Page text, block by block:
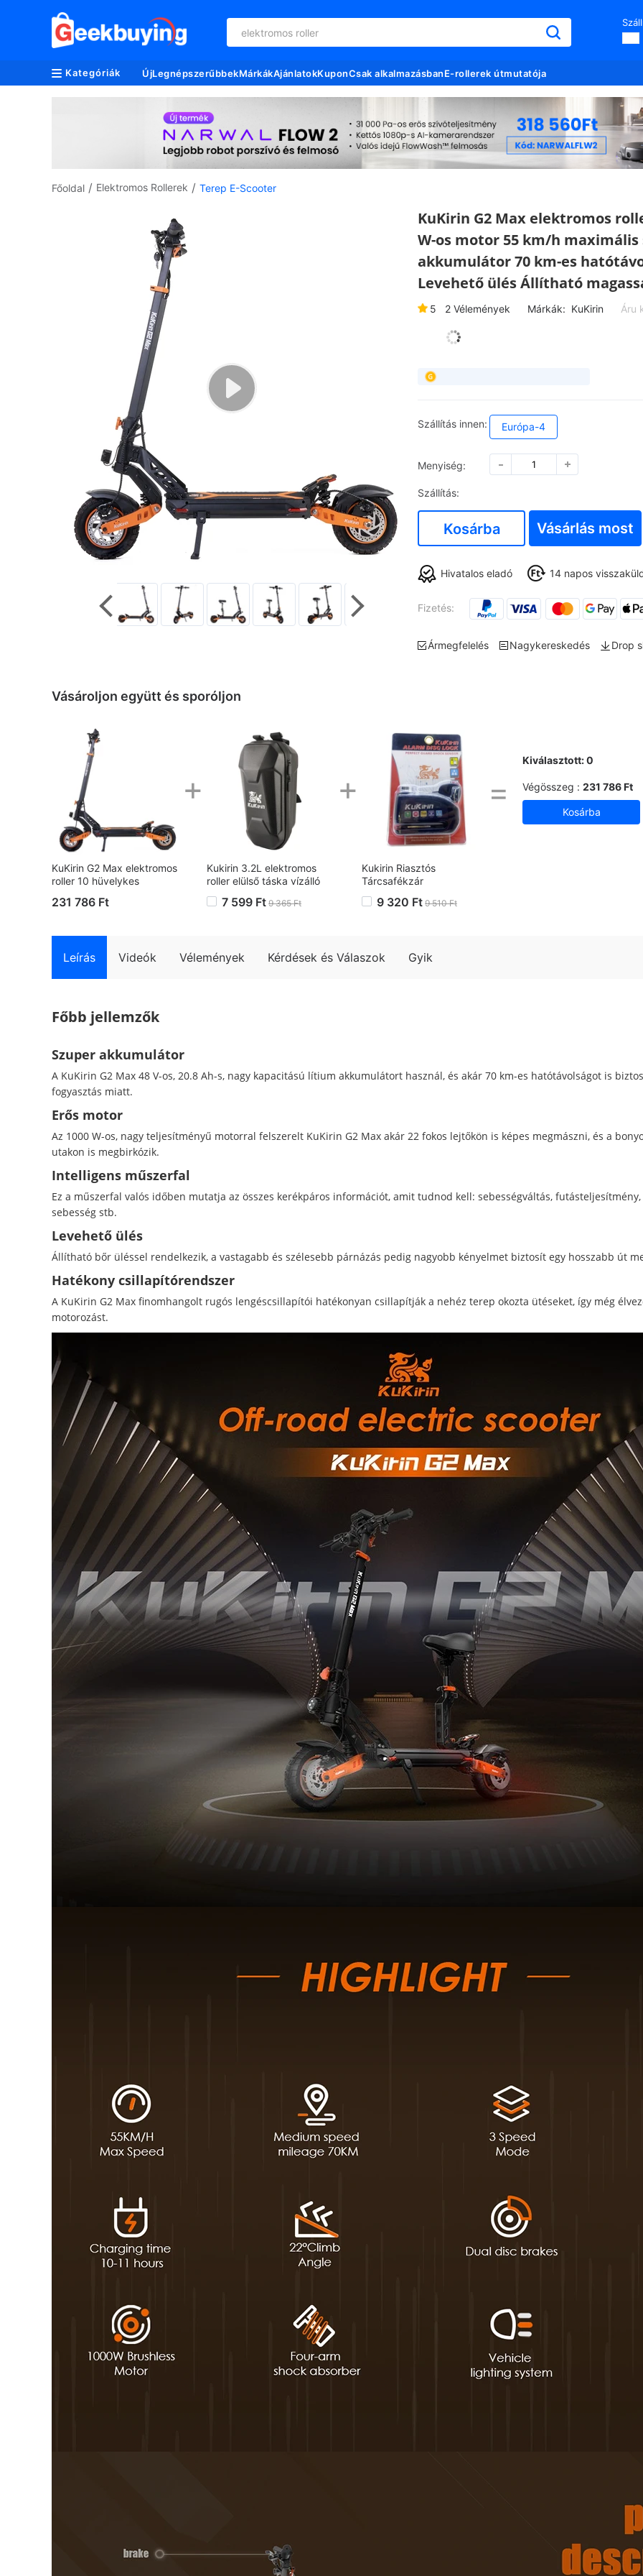
elektromos roller
Kategóriák ÚjLegnépszerűbbekMárkákAjánlatokKuponCsak alkalmazásbanE-rollerek útmutatója
Főoldal / Elektromos Rollerek / Terep E-Scooter
KuKirin G2 Max elektromos
W-os motor 55 km/h maximális
akkumulátor 70 km-es
Levehető ülés Állítható
5 2 Vélemények Márkák: KuKirin Áru
Szállítás innen: Európa-4
Menyiség:
Szállítás:
Kosárba Vásárlás most
Hivatalos eladó 14 napos
Fizetés:
Ármegfelelés Nagykereskedés Drop
Vásároljon együtt és sporóljon
KuKirin G2 Max elektromos
roller 10 hüvelykes
motor 55 km/h maximális
maximális terhelés
231 786 Ft
+
Kukirin 3.2L elektromos
roller elülső táska vízálló
EVA kemény borítású
táskák7 599 Ft 9 365 Ft
+
Kukirin Riasztós
Tárcsafékzár
9 320 Ft 9 510 Ft
Kiválasztott:0
Végösszeg : 231 786 Ft
=
Leírás Videók Vélemények Kérdések és Válaszok Gyik
Főbb jellemzők
Szuper akkumulátor
A KuKirin G2 Max 48 V-os, 20.8 Ah-s, nagy kapacitású lítium akkumulátort használ, és akár 70 km-es hatótávolságot is
fogyasztás miatt.
Erős motor
Az 1000 W-os, nagy teljesítményű motorral felszerelt KuKirin G2 Max akár 22 fokos lejtőkön is képes megmászni, és a
utakon is megbirkózik.
Intelligens műszerfal
Ez a műszerfal valós időben mutatja az összes kerékpáros információt, amit tudnod kell: sebességváltás,
sebesség stb.
Levehető ülés
Állítható bőr üléssel rendelkezik, a vastagabb és szélesebb párnázás pedig nagyobb kényelmet biztosít egy hosszabb út
Hatékony csillapítórendszer
A KuKirin G2 Max finomhangolt rugós lengéscsillapítói hatékonyan csillapítják a nehéz terep okozta ütéseket, így még
motorozást.